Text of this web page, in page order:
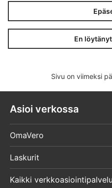
En
Sivu on viimeksi
Asioi verkossa
OmaVero
Laskurit
Kaikki